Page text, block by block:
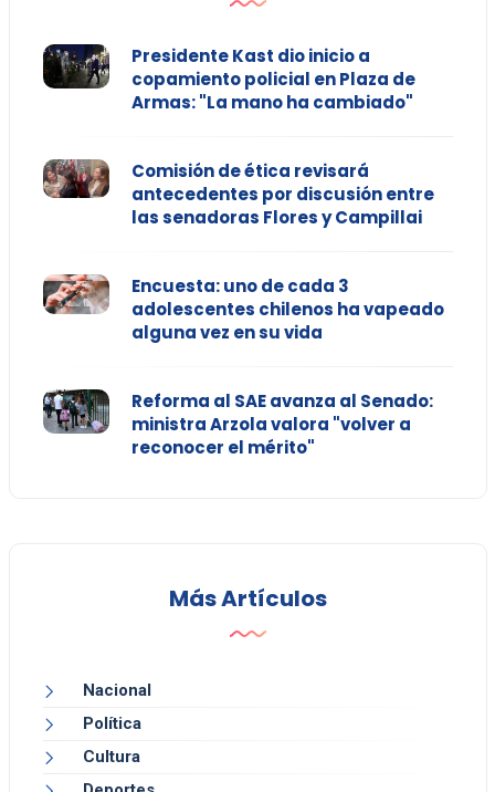
Presidente Kast dio inicio a
copamiento policial en Plaza de
Armas: "La mano ha cambiado"
Comisión de ética revisará
antecedentes por discusión entre
las senadoras Flores y Campillai
Encuesta: uno de cada 3
adolescentes chilenos ha vapeado
alguna vez en su vida
Reforma al SAE avanza al Senado:
ministra Arzola valora "volver a
reconocer el mérito"
Más Artículos
Nacional
Política
Cultura